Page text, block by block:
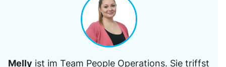
Melly ist im Team People Operations. Sie triffst